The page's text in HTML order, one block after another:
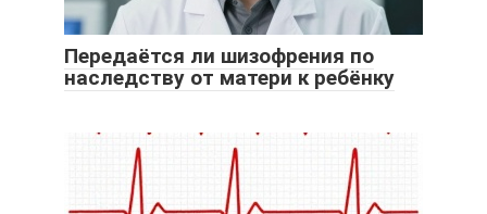
Передаётся ли шизофрения по
наследству от матери к ребёнку